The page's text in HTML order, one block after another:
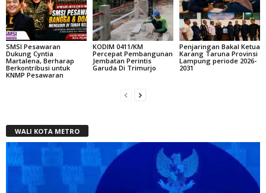
SMSI Pesawaran
Dukung Cyntia
Martalena, Berharap
Berkontribusi untuk
KNMP Pesawaran
KODIM 0411/KM
Percepat Pembangunan
Jembatan Perintis
Garuda Di Trimurjo
Penjaringan Bakal Ketua
Karang Taruna Provinsi
Lampung periode 2026-
2031
WALI KOTA METRO